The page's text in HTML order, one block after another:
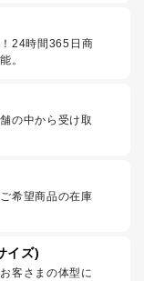
24時間365日商
。
の中から受け取
希望商品の在庫
イズ)
客さまの体型に